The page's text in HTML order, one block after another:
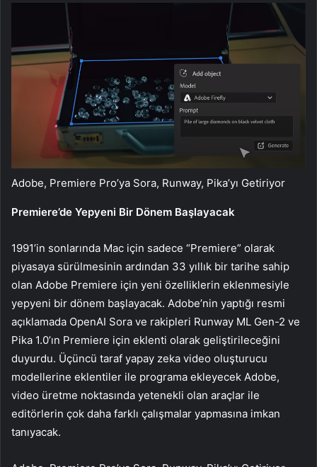
Adobe, Premiere Pro’ya Sora, Runway, Pika’yı Getiriyor
Premiere’de Yepyeni Bir Dönem Başlayacak
1991’in sonlarında Mac için sadece “Premiere” olarak
piyasaya sürülmesinin ardından 33 yıllık bir tarihe sahip
olan Adobe Premiere için yeni özelliklerin eklenmesiyle
yepyeni bir dönem başlayacak. Adobe’nin yaptığı resmi
açıklamada OpenAI Sora ve rakipleri Runway ML Gen-2 ve
Pika 1.0’ın Premiere için eklenti olarak geliştirileceğini
duyurdu. Üçüncü taraf yapay zeka video oluşturucu
modellerine eklentiler ile programa ekleyecek Adobe,
video üretme noktasında yetenekli olan araçlar ile
editörlerin çok daha farklı çalışmalar yapmasına imkan
tanıyacak.